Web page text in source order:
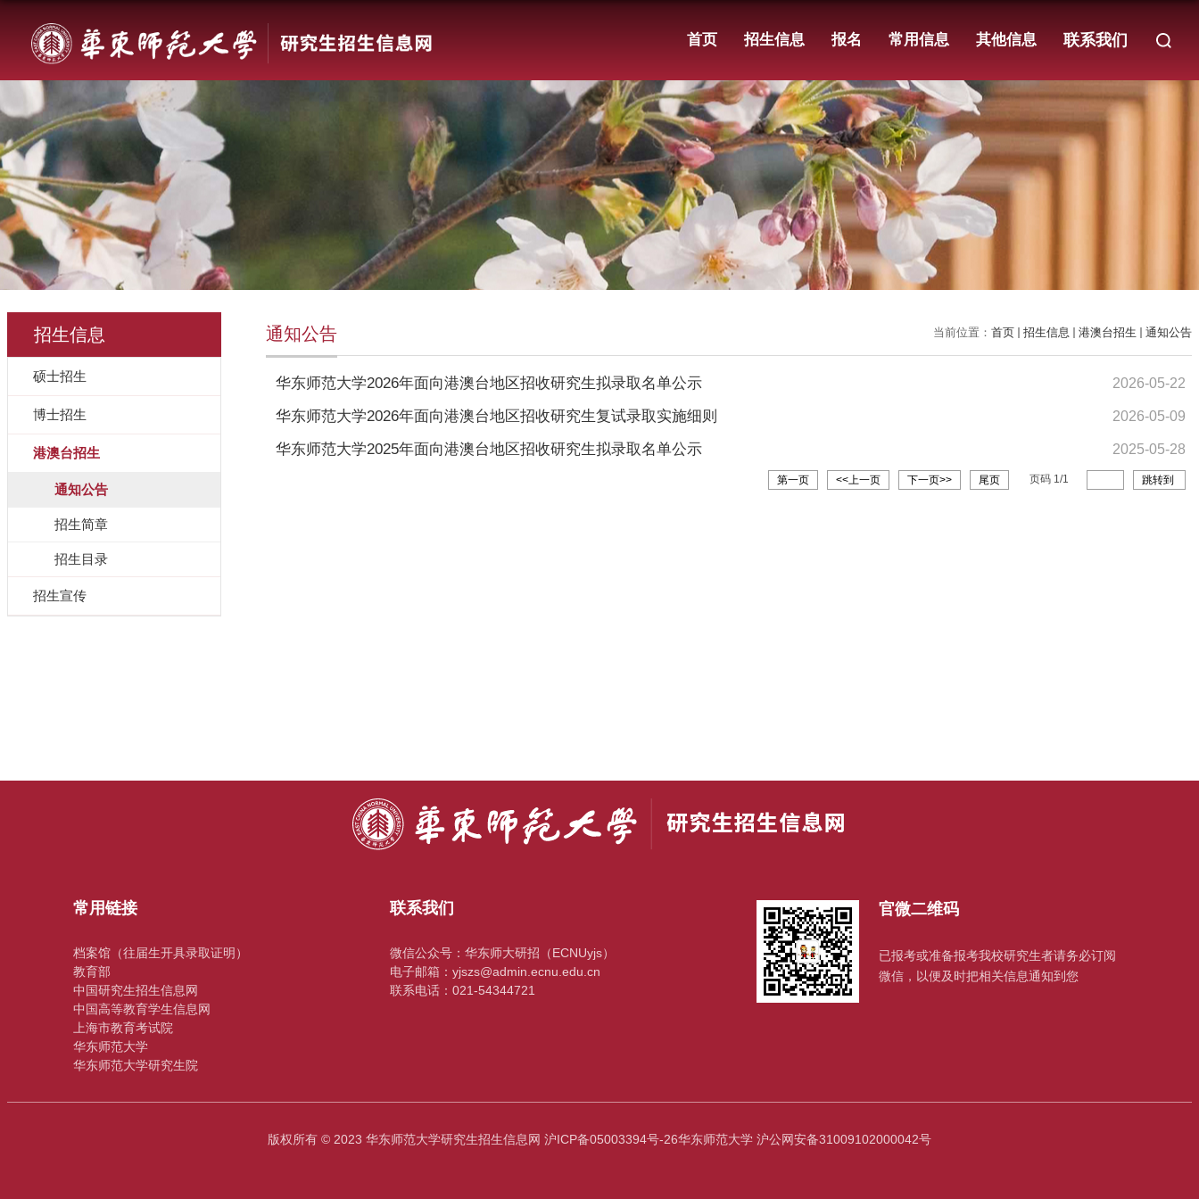
首页 招生信息 报名 常用信息 其他信息 联系我们
招生信息
硕士招生
博士招生
港澳台招生
通知公告
招生简章
招生目录
招生宣传
当前位置： 首页 招生信息 港澳台招生 通知公告
通知公告
华东师范大学2026年面向港澳台地区招收研究生拟录取名单公示 2026-05-22
华东师范大学2026年面向港澳台地区招收研究生复试录取实施细则 2026-05-09
华东师范大学2025年面向港澳台地区招收研究生拟录取名单公示 2025-05-28
第一页 <<上一页 下一页>> 尾页 页码 1/1 跳转到
常用链接
档案馆（往届生开具录取证明）
教育部
中国研究生招生信息网
中国高等教育学生信息网
上海市教育考试院
华东师范大学
华东师范大学研究生院
联系我们
微信公众号：华东师大研招（ECNUyjs）
电子邮箱：yjszs@admin.ecnu.edu.cn
联系电话：021-54344721
官微二维码
已报考或准备报考我校研究生者请务必订阅
微信，以便及时把相关信息通知到您
版权所有 © 2023 华东师范大学研究生招生信息网 沪ICP备05003394号-26华东师范大学 沪公网安备31009102000042号